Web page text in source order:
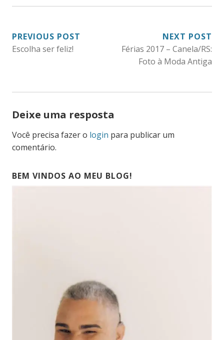
NAVEGAÇÃO
DE
PREVIOUS POST
Escolha ser feliz!
NEXT POST
Férias 2017 – Canela/RS:
Foto à Moda Antiga
Deixe uma resposta
Você precisa fazer o login para publicar um
comentário.
BEM VINDOS AO MEU BLOG!